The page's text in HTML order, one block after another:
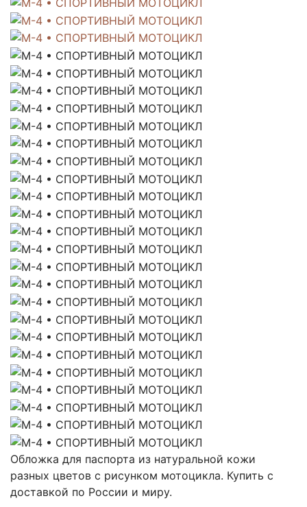
Обложка для паспорта из натуральной кожи
разных цветов с рисунком мотоцикла. Купить с
доставкой по России и миру.